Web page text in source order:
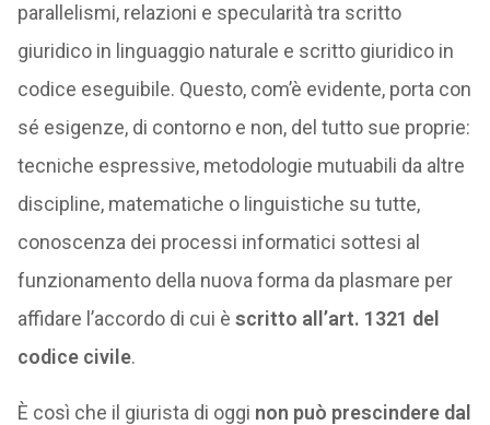
parallelismi, relazioni e specularità tra scritto
giuridico in linguaggio naturale e scritto giuridico in
codice eseguibile. Questo, com’è evidente, porta con
sé esigenze, di contorno e non, del tutto sue proprie:
tecniche espressive, metodologie mutuabili da altre
discipline, matematiche o linguistiche su tutte,
conoscenza dei processi informatici sottesi al
funzionamento della nuova forma da plasmare per
affidare l’accordo di cui è scritto all’art. 1321 del
codice civile.
È così che il giurista di oggi non può prescindere dal